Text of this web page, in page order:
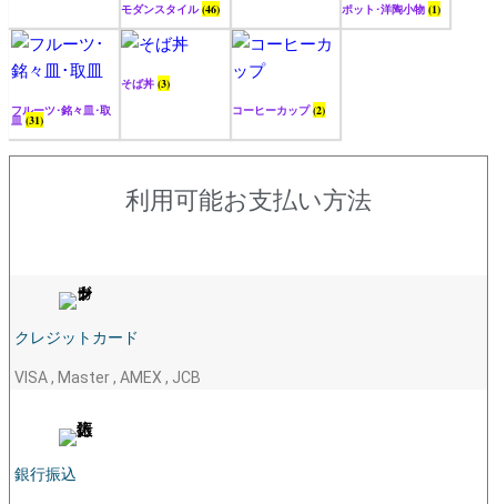
モダンスタイル(46)
ポット･洋陶小物 (1)
フルーツ･銘々皿･取
皿(31)
そば丼(3)
コーヒーカップ(2)
利用可能お支払い方法
クレジットカード
VISA , Master , AMEX , JCB
銀行振込